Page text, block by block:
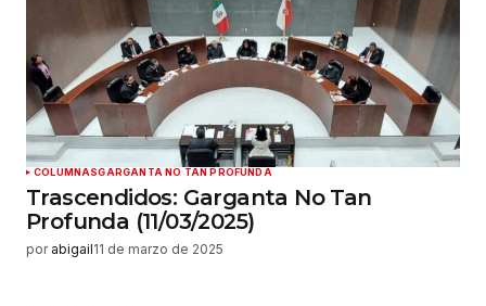
COLUMNASGARGANTA NO TAN PROFUNDA
Trascendidos: Garganta No Tan
Profunda (11/03/2025)
por abigail11 de marzo de 2025